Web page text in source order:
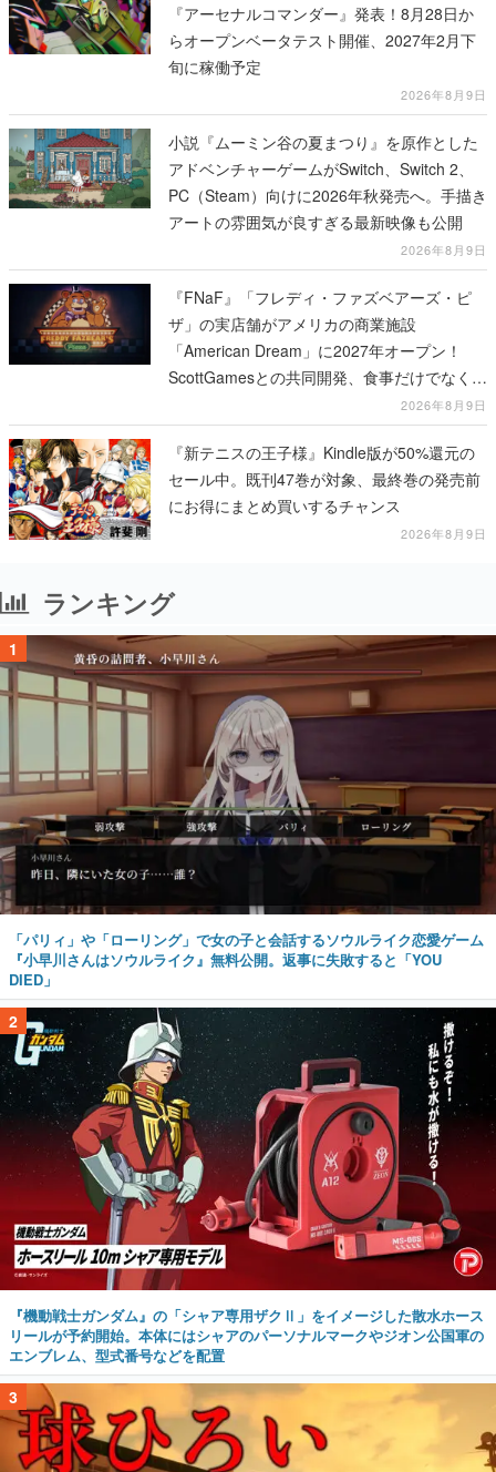
『アーセナルコマンダー』発表！8月28日か
らオープンベータテスト開催、2027年2月下
旬に稼働予定
2026年8月9日
小説『ムーミン谷の夏まつり』を原作とした
アドベンチャーゲームがSwitch、Switch 2、
PC（Steam）向けに2026年秋発売へ。手描き
アートの雰囲気が良すぎる最新映像も公開
2026年8月9日
『FNaF』「フレディ・ファズベアーズ・ピ
ザ」の実店舗がアメリカの商業施設
「American Dream」に2027年オープン！
ScottGamesとの共同開発、食事だけでなくス
テージショーや没入型のホラー体験も楽しめ
る
2026年8月9日
『新テニスの王子様』Kindle版が50%還元の
セール中。既刊47巻が対象、最終巻の発売前
にお得にまとめ買いするチャンス
2026年8月9日
ランキング
1
「パリィ」や「ローリング」で女の子と会話するソウルライク恋愛ゲーム
『小早川さんはソウルライク』無料公開。返事に失敗すると「YOU
DIED」
2
『機動戦士ガンダム』の「シャア専用ザクⅡ」をイメージした散水ホース
リールが予約開始。本体にはシャアのパーソナルマークやジオン公国軍の
エンブレム、型式番号などを配置
3